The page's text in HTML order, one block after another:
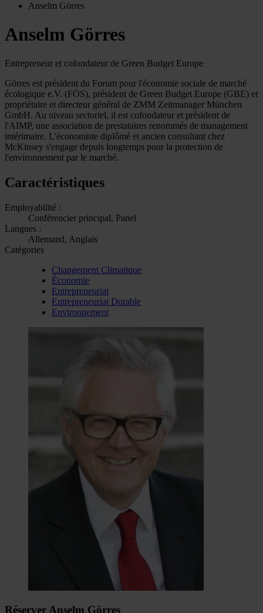
Anselm Görres
Anselm Görres
Entrepreneur et cofondateur de Green Budget Europe
Görres est président du Forum pour l'économie sociale de marché
écologique e.V. (FÖS), président de Green Budget Europe (GBE) et
propriétaire et directeur général de ZMM Zeitmanager München
GmbH. Au niveau sectoriel, il est cofondateur et président de
l'AIMP, une association de prestataires renommés de management
intérimaire. L'économiste diplômé et ancien consultant chez
McKinsey s'engage depuis longtemps pour la protection de
l'environnement par le marché.
Caractéristiques
Employabilité :
Conférencier principal, Panel
Langues :
Allemand, Anglais
Catégories
Changement Climatique
Économie
Entrepreneuriat
Entrepreneuriat Durable
Environnement
Réserver Anselm Görres